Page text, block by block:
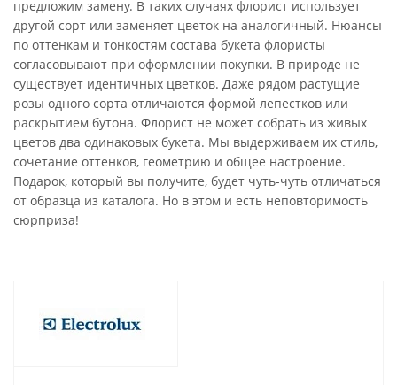
предложим замену. В таких случаях флорист использует
другой сорт или заменяет цветок на аналогичный. Нюансы
по оттенкам и тонкостям состава букета флористы
согласовывают при оформлении покупки. В природе не
существует идентичных цветков. Даже рядом растущие
розы одного сорта отличаются формой лепестков или
раскрытием бутона. Флорист не может собрать из живых
цветов два одинаковых букета. Мы выдерживаем их стиль,
сочетание оттенков, геометрию и общее настроение.
Подарок, который вы получите, будет чуть-чуть отличаться
от образца из каталога. Но в этом и есть неповторимость
сюрприза!